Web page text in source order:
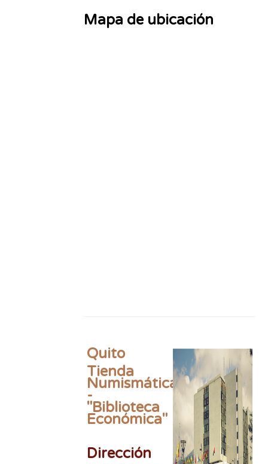
Mapa de ubicación
Quito
Tienda
Numismática
-
"Biblioteca
Económica"
Dirección